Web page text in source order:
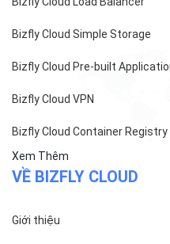
Bizfly Cloud Load Balancer
Bizfly Cloud Simple Storage
Bizfly Cloud Pre-built Application
Bizfly Cloud VPN
Bizfly Cloud Container Registry